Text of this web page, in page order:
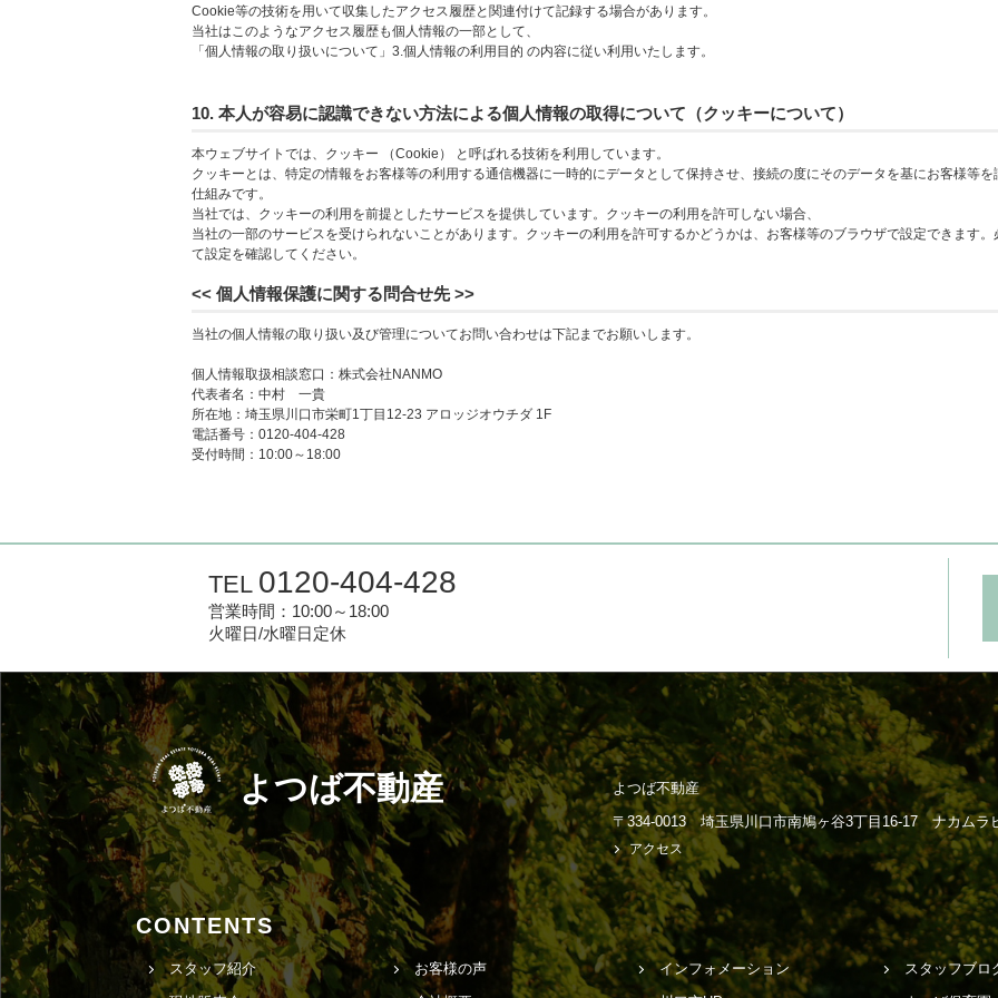
Cookie等の技術を用いて収集したアクセス履歴と関連付けて記録する場合があります。
当社はこのようなアクセス履歴も個人情報の一部として、
「個人情報の取り扱いについて」3.個人情報の利用目的 の内容に従い利用いたします。
10. 本人が容易に認識できない方法による個人情報の取得について（クッキーについて）
本ウェブサイトでは、クッキー （Cookie） と呼ばれる技術を利用しています。
クッキーとは、特定の情報をお客様等の利用する通信機器に一時的にデータとして保持させ、接続の度にそのデータを基にお客様等を
仕組みです。
当社では、クッキーの利用を前提としたサービスを提供しています。クッキーの利用を許可しない場合、
当社の一部のサービスを受けられないことがあります。クッキーの利用を許可するかどうかは、お客様等のブラウザで設定できます。
て設定を確認してください。
<< 個人情報保護に関する問合せ先 >>
当社の個人情報の取り扱い及び管理についてお問い合わせは下記までお願いします。
個人情報取扱相談窓口：株式会社NANMO
代表者名：中村 一貴
所在地：埼玉県川口市栄町1丁目12-23 アロッジオウチダ 1F
電話番号：0120-404-428
受付時間：10:00～18:00
TEL 0120-404-428
営業時間：10:00～18:00
火曜日/水曜日定休
よつば不動産
よつば不動産
〒334-0013 埼玉県川口市南鳩ヶ谷3丁目16-17 ナカムラ
アクセス
CONTENTS
スタッフ紹介 お客様の声 インフォメーション
スタッフブロ